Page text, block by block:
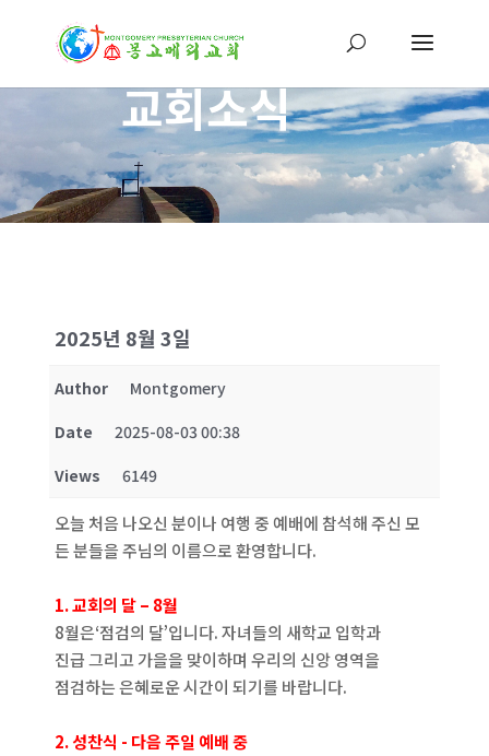
교회소식
2025년 8월 3일
Author
Montgomery
Date
2025-08-03 00:38
Views
6149
오늘 처음 나오신 분이나 여행 중 예배에 참석해 주신 모
든 분들을 주님의 이름으로 환영합니다.
1. 교회의 달 – 8월
8월은‘점검의 달’입니다. 자녀들의 새학교 입학과
진급 그리고 가을을 맞이하며 우리의 신앙 영역을
점검하는 은혜로운 시간이 되기를 바랍니다.
2. 성찬식 - 다음 주일 예배 중